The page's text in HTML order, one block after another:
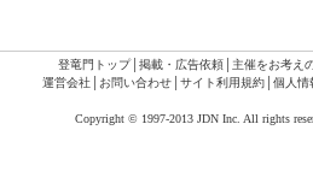
登竜門トップ│ 掲載・広告依頼
主催をお考え
運営会社│ お問い合わせ│ サイト利用規約│ 個人情
Copyright © 1997-2013 JDN Inc. All rights